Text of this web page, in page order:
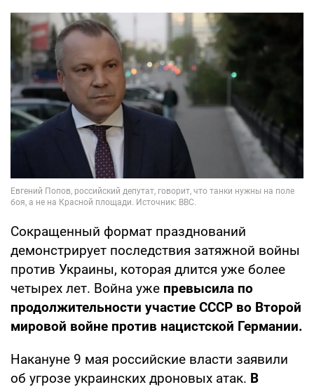
Сокращенный формат празднований
демонстрирует последствия затяжной войны
против Украины, которая длится уже более
четырех лет. Война уже превысила по
продолжительности участие СССР во Второй
мировой войне против нацистской Германии.
Накануне 9 мая российские власти заявили
об угрозе украинских дроновых атак. В